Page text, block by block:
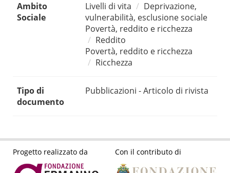
Ambito
Sociale
Livelli di vita
Deprivazione,
vulnerabilità, esclusione sociale
Povertà, reddito e ricchezza
Reddito
Povertà, reddito e ricchezza
Ricchezza
Tipo di
documento
Pubblicazioni - Articolo di rivista
Progetto realizzato da Con il contributo di